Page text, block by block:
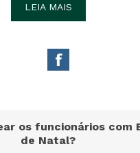
LEIA MAIS
os funcionários com
de Natal?